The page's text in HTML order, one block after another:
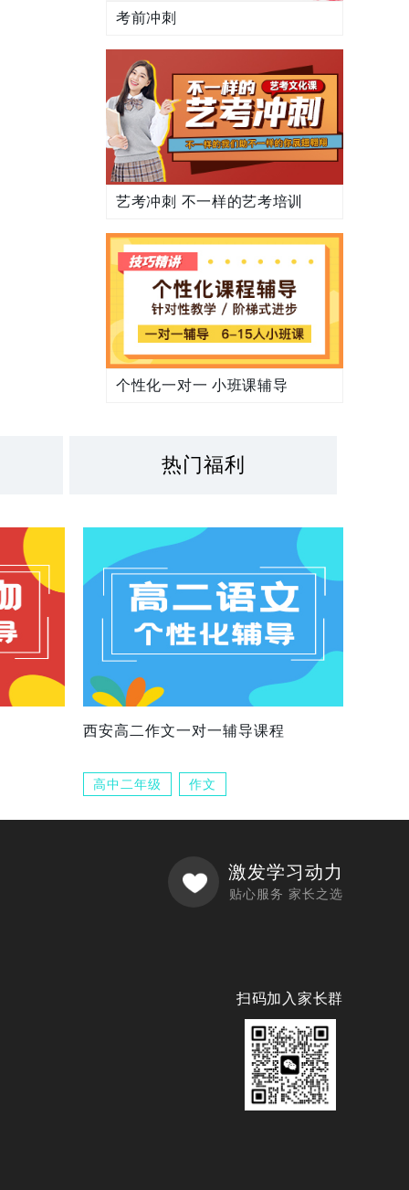
考前冲刺
艺考冲刺 不一样的艺考培训
个性化一对一 小班课辅导
热门福利
西安高二作文一对一辅导课程
高中二年级 作文
激发学习动力
贴心服务 家长之选
扫码加入家长群